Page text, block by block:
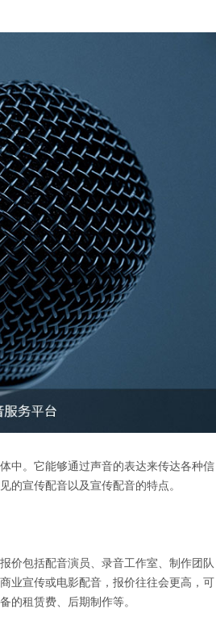
中。它能够通过声音的表达来传达各种信
的宣传配音以及宣传配音的特点。
价包括配音演员、录音工作室、制作团队
业宣传或电影配音，报价往往会更高，可
的租赁费、后期制作等。